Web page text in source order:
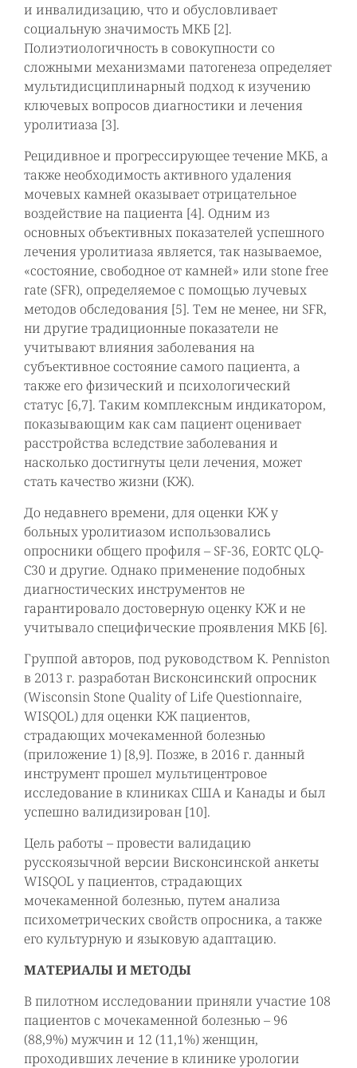
и инвалидизацию, что и обусловливает
социальную значимость МКБ [2].
Полиэтиологичность в совокупности со
сложными механизмами патогенеза определяет
мультидисциплинарный подход к изучению
ключевых вопросов диагностики и лечения
уролитиаза [3].
Рецидивное и прогрессирующее течение МКБ, а
также необходимость активного удаления
мочевых камней оказывает отрицательное
воздействие на пациента [4]. Одним из
основных объективных показателей успешного
лечения уролитиаза является, так называемое,
«состояние, свободное от камней» или stone free
rate (SFR), определяемое с помощью лучевых
методов обследования [5]. Тем не менее, ни SFR,
ни другие традиционные показатели не
учитывают влияния заболевания на
субъективное состояние самого пациента, а
также его физический и психологический
статус [6,7]. Таким комплексным индикатором,
показывающим как сам пациент оценивает
расстройства вследствие заболевания и
насколько достигнуты цели лечения, может
стать качество жизни (КЖ).
До недавнего времени, для оценки КЖ у
больных уролитиазом использовались
опросники общего профиля – SF-36, EORTC QLQ-
C30 и другие. Однако применение подобных
диагностических инструментов не
гарантировало достоверную оценку КЖ и не
учитывало специфические проявления МКБ [6].
Группой авторов, под руководством K. Penniston
в 2013 г. разработан Висконсинский опросник
(Wisconsin Stone Quality of Life Questionnaire,
WISQOL) для оценки КЖ пациентов,
страдающих мочекаменной болезнью
(приложение 1) [8,9]. Позже, в 2016 г. данный
инструмент прошел мультицентровое
исследование в клиниках США и Канады и был
успешно валидизирован [10].
Цель работы – провести валидацию
русскоязычной версии Висконсинской анкеты
WISQOL у пациентов, страдающих
мочекаменной болезнью, путем анализа
психометрических свойств опросника, а также
его культурную и языковую адаптацию.
МАТЕРИАЛЫ И МЕТОДЫ
В пилотном исследовании приняли участие 108
пациентов с мочекаменной болезнью – 96
(88,9%) мужчин и 12 (11,1%) женщин,
проходивших лечение в клинике урологии